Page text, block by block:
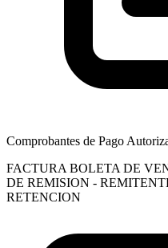
Comprobantes de Pago
FACTURA BOLETA DE
DE REMISION -
RETENCION